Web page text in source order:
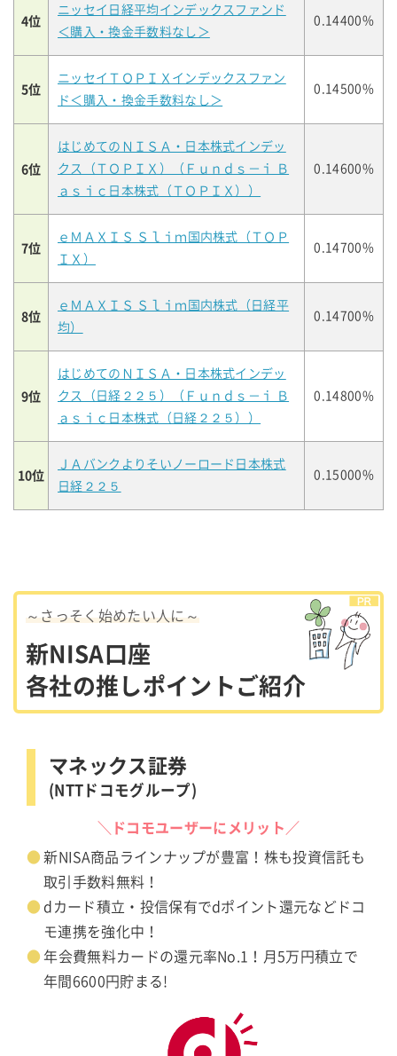
4位
ニッセイ日経平均インデックスファンド
＜購入・換金手数料なし＞
0.14400%
5位
ニッセイＴＯＰＩＸインデックスファン
ド＜購入・換金手数料なし＞
0.14500%
6位
はじめてのＮＩＳＡ・日本株式インデッ
クス（ＴＯＰＩＸ）（Ｆｕｎｄｓ－ｉ Ｂ
ａｓｉｃ日本株式（ＴＯＰＩＸ））
0.14600%
7位
ｅＭＡＸＩＳ Ｓｌｉｍ国内株式（ＴＯＰ
ＩＸ）
0.14700%
8位
ｅＭＡＸＩＳ Ｓｌｉｍ国内株式（日経平
均）
0.14700%
9位
はじめてのＮＩＳＡ・日本株式インデッ
クス（日経２２５）（Ｆｕｎｄｓ－ｉ Ｂ
ａｓｉｃ日本株式（日経２２５））
0.14800%
10位
ＪＡバンクよりそいノーロード日本株式
日経２２５
0.15000%
～さっそく始めたい人に～
新NISA口座
各社の推しポイントご紹介
マネックス証券
(NTTドコモグループ)
＼ドコモユーザーにメリット／
新NISA商品ラインナップが豊富！株も投資信託も
取引手数料無料！
dカード積立・投信保有でdポイント還元などドコ
モ連携を強化中！
年会費無料カードの還元率No.1！月5万円積立で
年間6600円貯まる!